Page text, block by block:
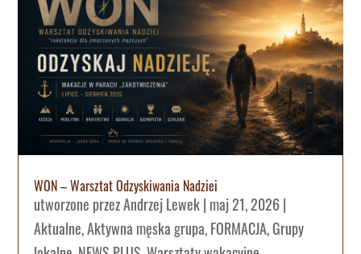
WON – Warsztat Odzyskiwania Nadziei
utworzone przezAndrzej Lewek| maj 21, 2026|
Aktualne,Aktywna męska grupa,FORMACJA,Grupy